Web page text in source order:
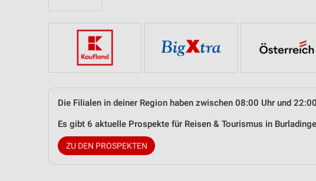
Die Filialen in deiner Region haben zwischen 08:00 Uhr und
Es gibt 6 aktuelle Prospekte für Reisen & Tourismus in
ZU DEN PROSPEKTEN